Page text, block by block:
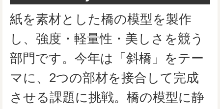
紙を素材とした橋の模型を製作
し、強度・軽量性・美しさを競う
部門です。今年は「斜橋」をテー
マに、2つの部材を接合して完成
させる課題に挑戦。橋の模型に静